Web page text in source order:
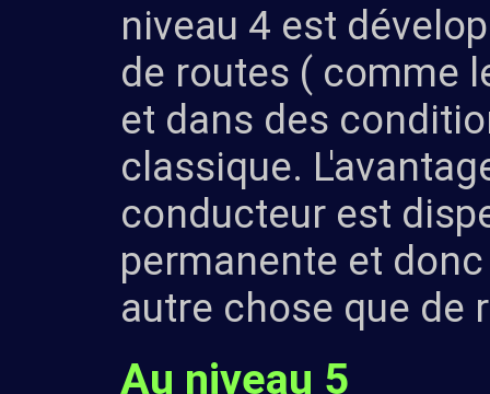
niveau 4 est
de routes ( comme
et dans des
classique.
conducteur est
permanente et
autre chose que de
Au niveau 5